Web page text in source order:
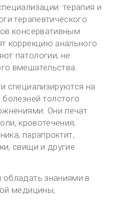
терапия и
терапевтического
консервативным
коррекцию анального
патологии, не
вмешательства.
специализируются на
толстого
Они лечат
кровотечения,
парапроктит,
свищи и другие
знаниями в
медицины,